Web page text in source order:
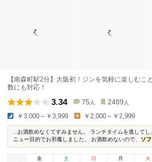
【南森町駅2分】大阪初！ジンを気軽に楽しむこ
数にも対応！
3.34 75 人 2489 人
￥3,000～￥3,999 ￥2,000～￥2,999
...お酒飲めなくてすみません。 ランチタイムを逃して
ニュー目的でお邪魔しました。 お酒飲めないので、 ソ
金
土 日 月 火